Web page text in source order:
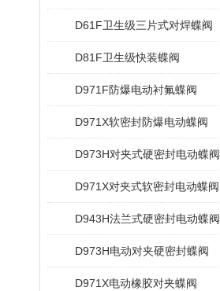
D61F卫生级三片式对焊蝶阀
D81F卫生级快装蝶阀
D971F防爆电动衬氟蝶阀
D971X软密封防爆电动蝶阀
D973H对夹式硬密封电动蝶阀
D971X对夹式软密封电动蝶阀
D943H法兰式硬密封电动蝶阀
D973H电动对夹硬密封蝶阀
D971X电动橡胶对夹蝶阀